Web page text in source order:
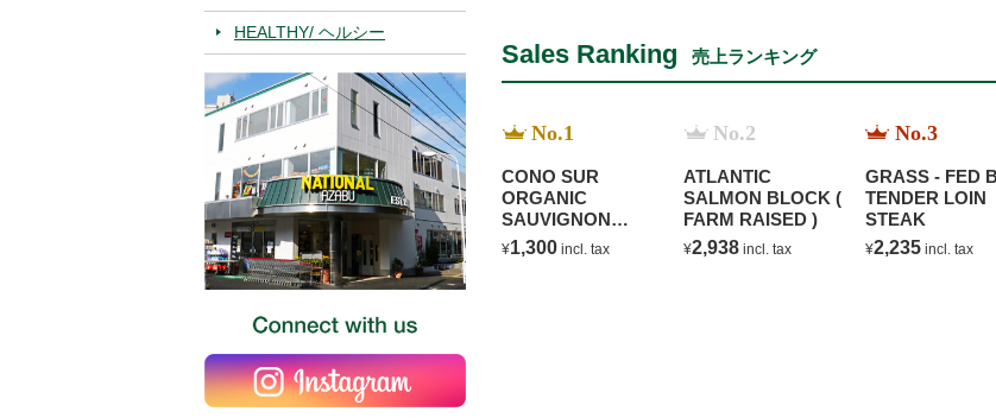
HEALTHY/ ヘルシー
Sales Ranking 売上ランキング
No.1
CONO SUR
ORGANIC
SAUVIGNON
BLANC
¥1,300 incl. tax
No.2
ATLANTIC
SALMON BLOCK (
FARM RAISED )
¥2,938 incl. tax
No.3
GRASS - FED
TENDER LOIN
STEAK
¥2,235 incl. tax